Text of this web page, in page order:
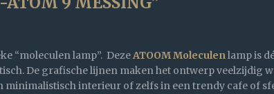
“moleculen lamp”. DezeATOOM Moleculenlamp is
De grafische lijnen maken het ontwerp veelzijdig
minimalistisch interieur of zelfs in een trendy cafe of